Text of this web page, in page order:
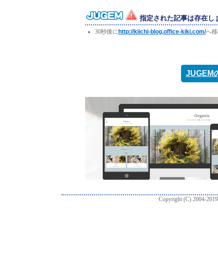
指定された記事は存在し
30秒後に http://kiichi-blog.office-kiki.com/へ
JUGEM
Copyright (C) 2004-